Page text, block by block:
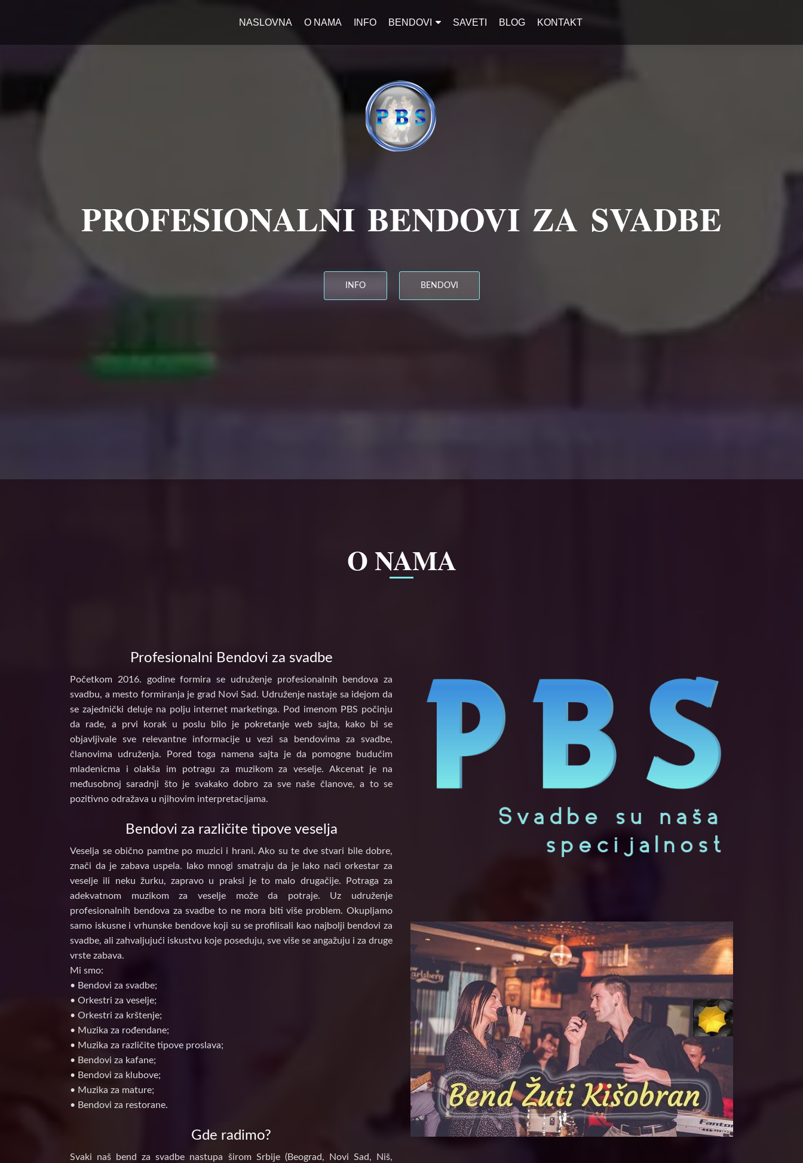
NASLOVNA O NAMA INFO BENDOVI SAVETI BLOG KONTAKT
PROFESIONALNI BENDOVI ZA SVADBE
INFO BENDOVI
O NAMA
Profesionalni Bendovi za svadbe
Početkom 2016. godine formira se udruženje profesionalnih bendova za
svadbu, a mesto formiranja je grad Novi Sad. Udruženje nastaje sa idejom da
se zajednički deluje na polju internet marketinga. Pod imenom PBS počinju
da rade, a prvi korak u poslu bilo je pokretanje web sajta, kako bi se
objavljivale sve relevantne informacije u vezi sa bendovima za svadbe,
članovima udruženja. Pored toga namena sajta je da pomogne budućim
mladenicma i olakša im potragu za muzikom za veselje. Akcenat je na
međusobnoj saradnji što je svakako dobro za sve naše članove, a to se
pozitivno odražava u njihovim interpretacijama.
Bendovi za različite tipove veselja
Veselja se obično pamtne po muzici i hrani. Ako su te dve stvari bile dobre,
znači da je zabava uspela. Iako mnogi smatraju da je lako naći orkestar za
veselje ili neku žurku, zapravo u praksi je to malo drugačije. Potraga za
adekvatnom muzikom za veselje može da potraje. Uz udruženje
profesionalnih bendova za svadbe to ne mora biti više problem. Okupljamo
samo iskusne i vrhunske bendove koji su se profilisali kao najbolji bendovi za
svadbe, ali zahvaljujući iskustvu koje poseduju, sve više se angažuju i za druge
vrste zabava.
Mi smo:
• Bendovi za svadbe;
• Orkestri za veselje;
• Orkestri za krštenje;
• Muzika za rođendane;
• Muzika za različite tipove proslava;
• Bendovi za kafane;
• Bendovi za klubove;
• Muzika za mature;
• Bendovi za restorane.
Gde radimo?
Svaki naš bend za svadbe nastupa širom Srbije (Beograd, Novi Sad, Niš,